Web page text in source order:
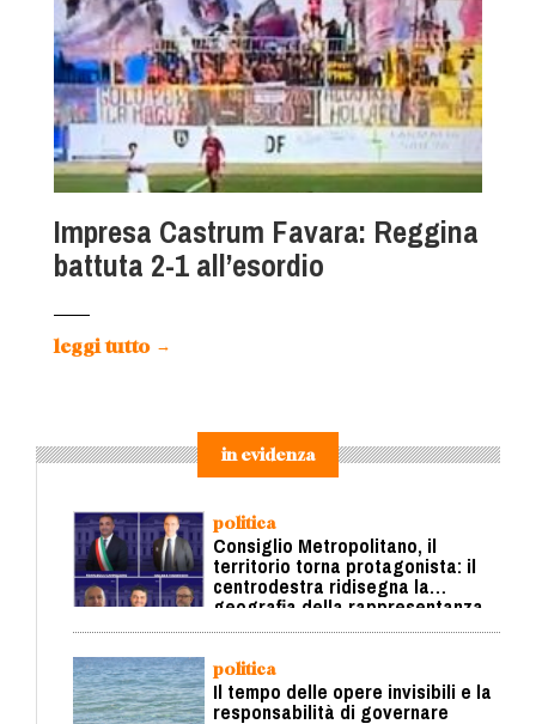
Impresa Castrum Favara: Reggina
battuta 2-1 all’esordio
leggi tutto →
in evidenza
politica
Consiglio Metropolitano, il
territorio torna protagonista: il
centrodestra ridisegna la
geografia della rappresentanza
politica
Il tempo delle opere invisibili e la
responsabilità di governare